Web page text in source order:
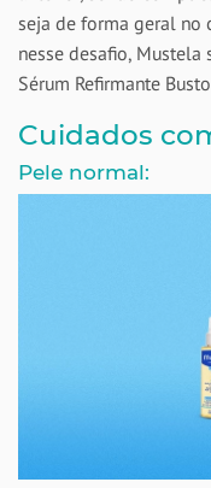
seja de forma geral no
nesse desafio, Mustela
Sérum Refirmante
Cuidados
Pele normal: